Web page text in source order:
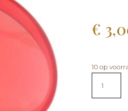
€
10 op
Zeep
Doekjes